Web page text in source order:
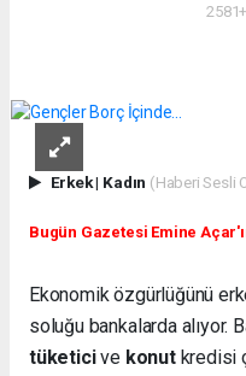
Erkek| Kadın (Haberi Sesli
Bugün Gazetesi Emine
Ekonomik özgürlüğünü
soluğu bankalarda alıyor.
tüketicive konut kredisi